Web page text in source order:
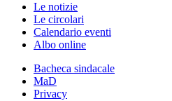
Le notizie
Le circolari
Calendario eventi
Albo online
Bacheca sindacale
MaD
Privacy